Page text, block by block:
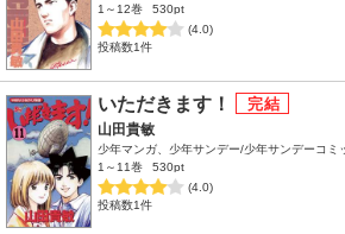
1～12巻
530pt
(4.0)
投稿数1件
いただきます！
山田貴敏
少年マンガ、少年サンデー/少年サンデーコミ
1～11巻
530pt
(4.0)
投稿数1件